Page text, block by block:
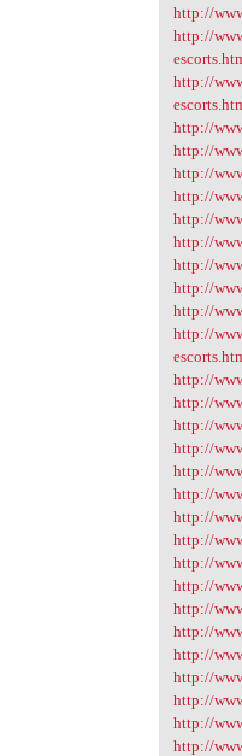
http://
http://
http://
http://
http://
http://
http://
http://
http://
http://
http://
http://
http://
http://
http://
http://
http://
http://
http://
http://
http://
http://
http://
http://
http://
http://
http://
http://
http://
http://